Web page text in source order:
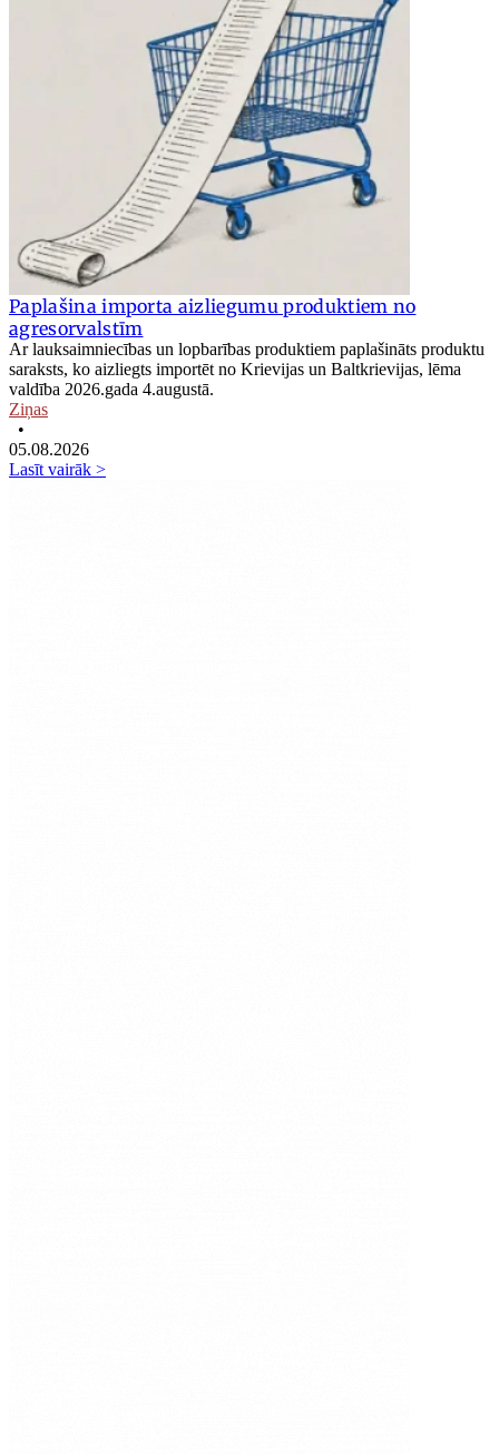
Paplašina importa aizliegumu produktiem no
agresorvalstīm
Ar lauksaimniecības un lopbarības produktiem paplašināts produktu
saraksts, ko aizliegts importēt no Krievijas un Baltkrievijas, lēma
valdība 2026.gada 4.augustā.
Ziņas
•
05.08.2026
Lasīt vairāk >